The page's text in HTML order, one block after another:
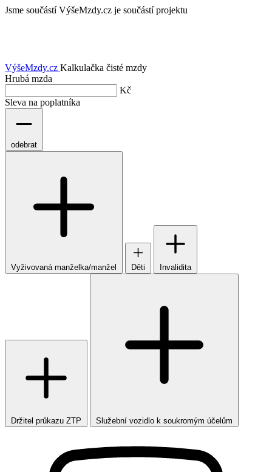
Jsme součástí VýšeMzdy.cz je součástí projektu
VýšeMzdy.cz Kalkulačka čisté mzdy
Hrubá mzda
Kč
Sleva na poplatníka
odebrat
Vyživovaná manželka/manžel Děti Invalidita
Držitel průkazu ZTP Služební vozidlo k soukromým účelům